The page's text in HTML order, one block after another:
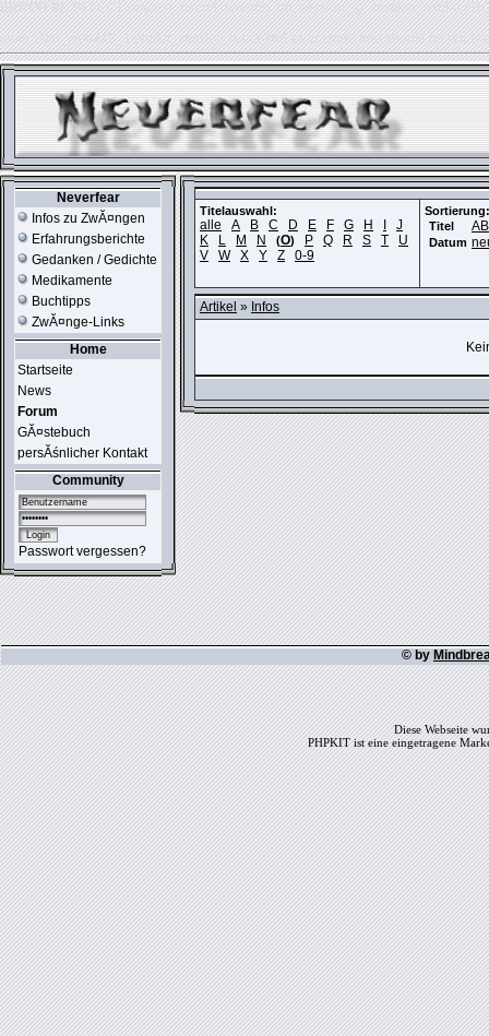
ERROR IN:SELECT session_userid, session_url, session_ip, session_expire
table './usr_web212_1/phpkit_session' is marked as crashed and should be
Neverfear
Infos zu ZwĂ¤ngen
Erfahrungsberichte
Gedanken / Gedichte
Medikamente
Buchtipps
ZwĂ¤nge-Links
Home
Startseite
News
Forum
GĂ¤stebuch
persĂśnlicher Kontakt
Community
Passwort vergessen?
Titelauswahl:
alle A B C D E F G H
J
K
L M N (O) P Q R S T
U
V
W X Y Z 0-9
Sortierung:
Titel
Datum
Artikel » Infos
© by
Diese Webseite
PHPKIT ist eine eingetragene